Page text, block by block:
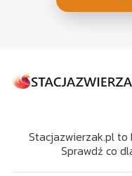
Stacjazwierzak.pl
Sprawdź co